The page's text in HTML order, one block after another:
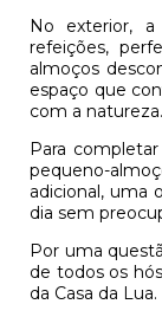
No exterior,
refeições,
almoços
espaço que
com a natureza.
Para
pequeno-
adicional, uma
dia sem
Por uma
de todos os
da Casa da Lua.